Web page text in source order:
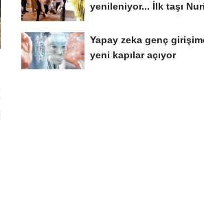
yenileniyor... İlk taşı Nuri
Yapay zeka genç
yeni kapılar açıyor